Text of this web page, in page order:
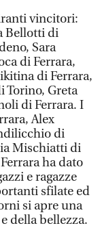
vincitori:
Bellotti di
Sara
di Ferrara,
di Ferrara,
Torino, Greta
di Ferrara. I
Alex
di
Mischiatti di
ha dato
e ragazze
sfilate ed
si apre una
della bellezza.